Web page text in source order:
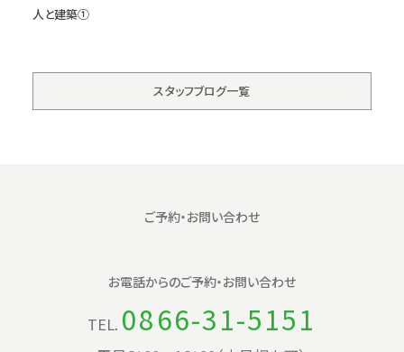
人と建築①
スタッフブログ一覧
ご予約・お問い合わせ
お電話からのご予約・お問い合わせ
TEL. 0866-31-5151